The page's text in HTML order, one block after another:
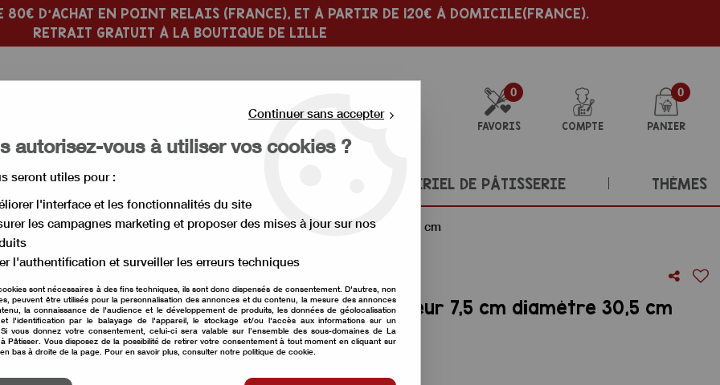
D'ACHAT EN POINT RELAIS (FRANCE), ET À PARTIR DE 120€ À DOMICILE(FRANCE).
RETRAIT GRATUIT À LA BOUTIQUE DE LILLE
0
FAVORIS COMPTE
0
PANIER
MATÉRIEL DE PÂTISSERIE THÈMES
haut et layer cake >Moule rond en métal hauteur 7,5 cm diamètre 30,5 cm
Moule rond en métal hauteur 7,5 cm diamètre 30,5 cm
Soyez le premier à donner votre avis !
Continuer sans accepter
autorisez-vous à utiliser vos cookies ?
seront utiles pour :
l'interface et les fonctionnalités du site
les campagnes marketing et proposer des mises à jour sur nos
l'authentification et surveiller les erreurs techniques
sont nécessaires à des fins techniques, ils sont donc dispensés de consentement. D'autres, non
peuvent être utilisés pour la personnalisation des annonces et du contenu, la mesure des annonces
la connaissance de l'audience et le développement de produits, les données de géolocalisation
l'identification par le balayage de l'appareil, le stockage et/ou l'accès aux informations sur un
vous donnez votre consentement, celui-ci sera valable sur l’ensemble des sous-domaines de La
Pâtisser. Vous disposez de la possibilité de retirer votre consentement à tout moment en cliquant sur
bas à droite de la page. Pour en savoir plus, consulter notre politique de cookie.